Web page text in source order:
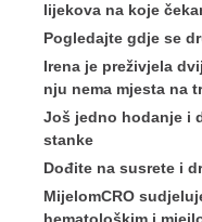
lijekova na koje
Pogledajte gdje se
Irena je preživjela
nju nema mjesta na
Još jedno hodanje i
stanke
Dođite na susrete i
MijelomCRO